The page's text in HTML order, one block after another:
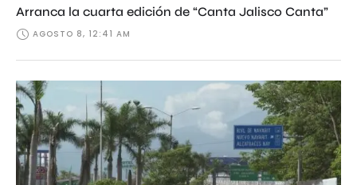
Arranca la cuarta edición de “Canta Jalisco Canta”
AGOSTO 8, 12:41 AM